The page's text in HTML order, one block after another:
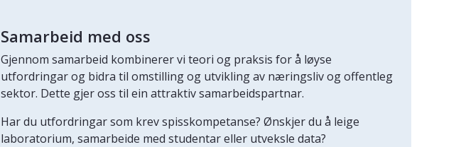
Samarbeid med oss
Gjennom samarbeid kombinerer vi teori og praksis for å løyse
utfordringar og bidra til omstilling og utvikling av næringsliv og offentleg
sektor. Dette gjer oss til ein attraktiv samarbeidspartnar.
Har du utfordringar som krev spisskompetanse? Ønskjer du å leige
laboratorium, samarbeide med studentar eller utveksle data?